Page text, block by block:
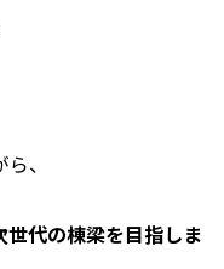
、
代の棟梁を目指しま